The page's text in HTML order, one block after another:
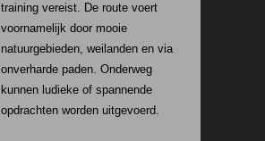
training vereist. De route voert
voornamelijk door mooie
natuurgebieden, weilanden en via
onverharde paden. Onderweg
kunnen ludieke of spannende
opdrachten worden uitgevoerd.